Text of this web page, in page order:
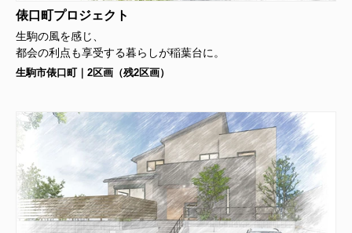
俵口町プロジェクト
生駒の風を感じ、
都会の利点も享受する暮らしが稲葉台に。
生駒市俵口町｜2区画（残2区画）